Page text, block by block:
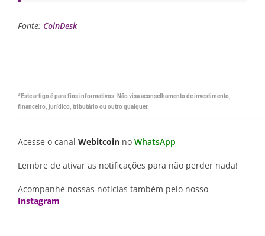
Fonte: CoinDesk
*Este artigo é para fins informativos. Não visa aconselhamento de investimento,
financeiro, jurídico, tributário ou outro qualquer.
Acesse o canal Webitcoin no WhatsApp
Lembre de ativar as notificações para não perder nada!
Acompanhe nossas notícias também pelo nosso
Instagram